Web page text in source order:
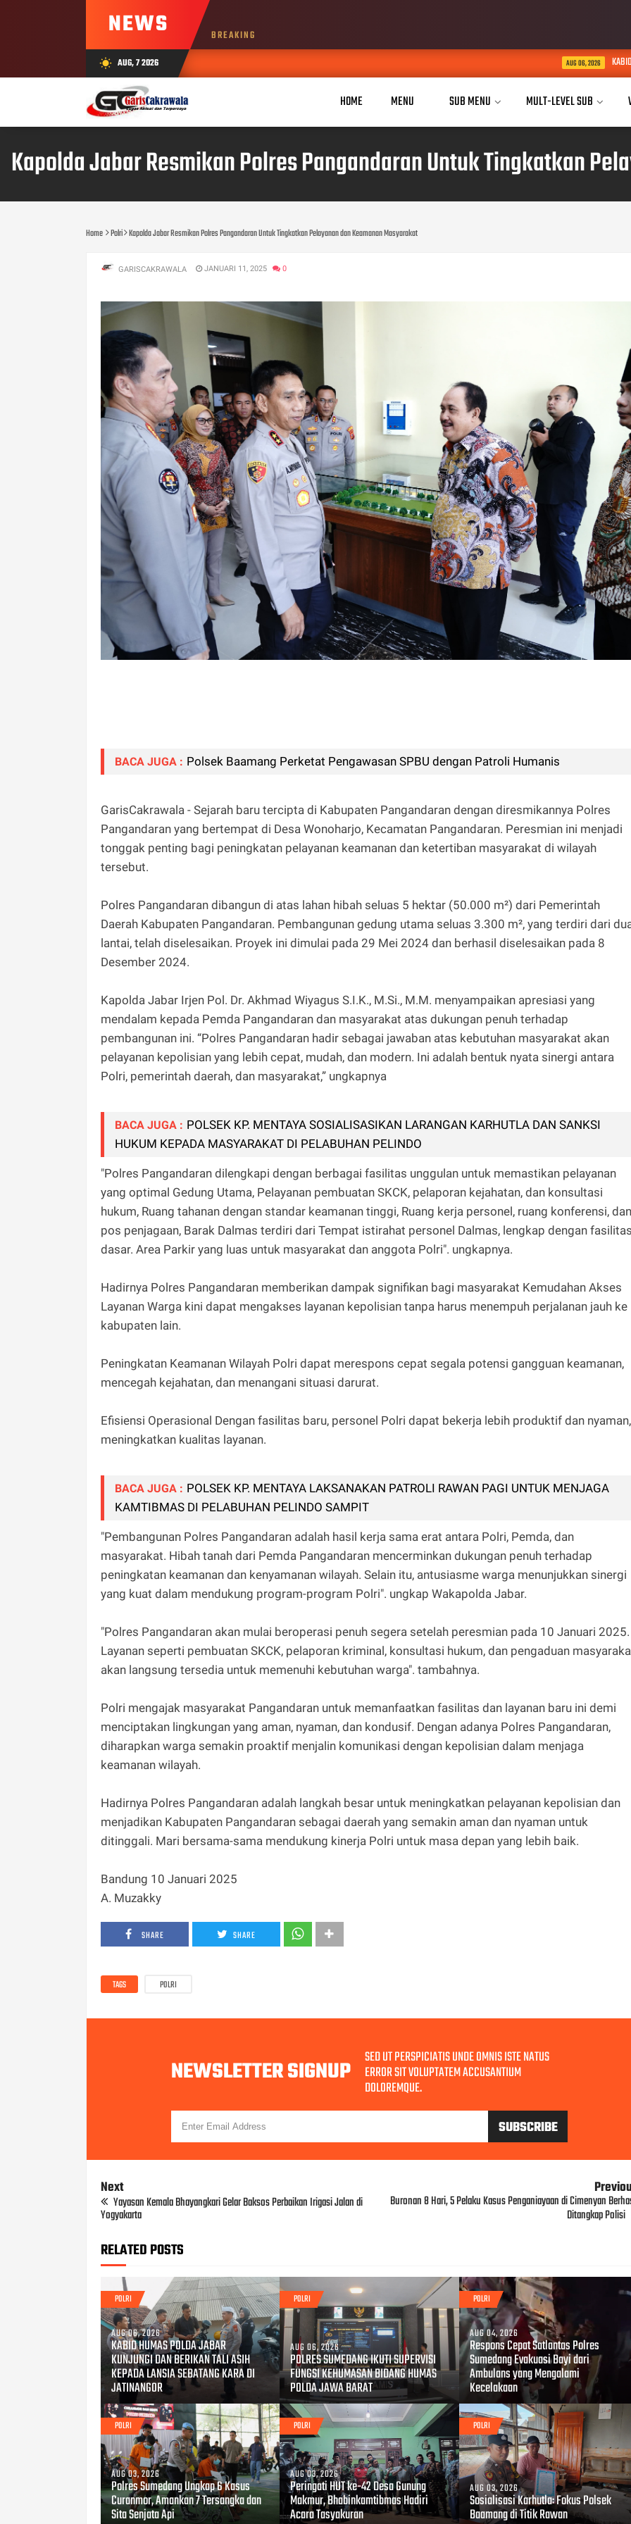
NEWS BREAKING
wb_sunny AUG, 7 2026 KABID HUMAS POLDA JABAR
HOME MENU SUB MENU MULT-LEVEL SUB
Kapolda Jabar Resmikan Polres Pangandaran Untuk Tingkatkan
Home Polri Kapolda Jabar Resmikan Polres Pangandaran Untuk Tingkatkan Pelayanan dan Keamanan Masyarakat
GARISCAKRAWALA JANUARI 11, 2025 0
BACA JUGA : Polsek Baamang Perketat Pengawasan SPBU dengan Patroli Humanis
GarisCakrawala - Sejarah baru tercipta di Kabupaten Pangandaran dengan diresmikannya Polres
Pangandaran yang bertempat di Desa Wonoharjo, Kecamatan Pangandaran. Peresmian ini menjadi
tonggak penting bagi peningkatan pelayanan keamanan dan ketertiban masyarakat di wilayah
tersebut.
Polres Pangandaran dibangun di atas lahan hibah seluas 5 hektar (50.000 m²) dari Pemerintah
Daerah Kabupaten Pangandaran. Pembangunan gedung utama seluas 3.300 m², yang terdiri dari
lantai, telah diselesaikan. Proyek ini dimulai pada 29 Mei 2024 dan berhasil diselesaikan pada 8
Desember 2024.
Kapolda Jabar Irjen Pol. Dr. Akhmad Wiyagus S.I.K., M.Si., M.M. menyampaikan apresiasi yang
mendalam kepada Pemda Pangandaran dan masyarakat atas dukungan penuh terhadap
pembangunan ini. “Polres Pangandaran hadir sebagai jawaban atas kebutuhan masyarakat akan
pelayanan kepolisian yang lebih cepat, mudah, dan modern. Ini adalah bentuk nyata sinergi antara
Polri, pemerintah daerah, dan masyarakat,” ungkapnya
BACA JUGA : POLSEK KP. MENTAYA SOSIALISASIKAN LARANGAN KARHUTLA DAN SANKSI
HUKUM KEPADA MASYARAKAT DI PELABUHAN PELINDO
"Polres Pangandaran dilengkapi dengan berbagai fasilitas unggulan untuk memastikan pelayanan
yang optimal Gedung Utama, Pelayanan pembuatan SKCK, pelaporan kejahatan, dan konsultasi
hukum, Ruang tahanan dengan standar keamanan tinggi, Ruang kerja personel, ruang konferensi, dan
pos penjagaan, Barak Dalmas terdiri dari Tempat istirahat personel Dalmas, lengkap dengan
dasar. Area Parkir yang luas untuk masyarakat dan anggota Polri". ungkapnya.
Hadirnya Polres Pangandaran memberikan dampak signifikan bagi masyarakat Kemudahan Akses
Layanan Warga kini dapat mengakses layanan kepolisian tanpa harus menempuh perjalanan jauh ke
kabupaten lain.
Peningkatan Keamanan Wilayah Polri dapat merespons cepat segala potensi gangguan keamanan,
mencegah kejahatan, dan menangani situasi darurat.
Efisiensi Operasional Dengan fasilitas baru, personel Polri dapat bekerja lebih produktif dan nyaman,
meningkatkan kualitas layanan.
BACA JUGA : POLSEK KP. MENTAYA LAKSANAKAN PATROLI RAWAN PAGI UNTUK MENJAGA
KAMTIBMAS DI PELABUHAN PELINDO SAMPIT
"Pembangunan Polres Pangandaran adalah hasil kerja sama erat antara Polri, Pemda, dan
masyarakat. Hibah tanah dari Pemda Pangandaran mencerminkan dukungan penuh terhadap
peningkatan keamanan dan kenyamanan wilayah. Selain itu, antusiasme warga menunjukkan sinergi
yang kuat dalam mendukung program-program Polri". ungkap Wakapolda Jabar.
"Polres Pangandaran akan mulai beroperasi penuh segera setelah peresmian pada 10 Januari 2025.
Layanan seperti pembuatan SKCK, pelaporan kriminal, konsultasi hukum, dan pengaduan
akan langsung tersedia untuk memenuhi kebutuhan warga". tambahnya.
Polri mengajak masyarakat Pangandaran untuk memanfaatkan fasilitas dan layanan baru ini demi
menciptakan lingkungan yang aman, nyaman, dan kondusif. Dengan adanya Polres Pangandaran,
diharapkan warga semakin proaktif menjalin komunikasi dengan kepolisian dalam menjaga
keamanan wilayah.
Hadirnya Polres Pangandaran adalah langkah besar untuk meningkatkan pelayanan kepolisian dan
menjadikan Kabupaten Pangandaran sebagai daerah yang semakin aman dan nyaman untuk
ditinggali. Mari bersama-sama mendukung kinerja Polri untuk masa depan yang lebih baik.
Bandung 10 Januari 2025
A. Muzakky
SHARE SHARE
TAGS POLRI
NEWSLETTER SIGNUP SED UT PERSPICIATIS UNDE OMNIS ISTE NATUS
ERROR SIT VOLUPTATEM ACCUSANTIUM
DOLOREMQUE.
Next
Yayasan Kemala Bhayangkari Gelar Baksos Perbaikan Irigasi Jalan di
Yogyakarta
Buronan 8 Hari, 5 Pelaku Kasus Penganiayaan di Cimenyan
Ditangkap Polisi
RELATED POSTS
POLRI
AUG 06, 2026
KABID HUMAS POLDA JABAR
KUNJUNGI DAN BERIKAN TALI ASIH
KEPADA LANSIA SEBATANG KARA DI
JATINANGOR
POLRI
AUG 06, 2026
POLRES SUMEDANG IKUTI SUPERVISI
FUNGSI KEHUMASAN BIDANG HUMAS
POLDA JAWA BARAT
POLRI
AUG 04, 2026
Respons Cepat Satlantas Polres
Sumedang Evakuasi Bayi dari
Ambulans yang Mengalami
Kecelakaan
POLRI
AUG 03, 2026
Polres Sumedang Ungkap 6 Kasus
Curanmor, Amankan 7 Tersangka dan
Sita Senjata Api
POLRI
AUG 03, 2026
Peringati HUT ke-42 Desa Gunung
Makmur, Bhabinkamtibmas Hadiri
Acara Tasyakuran
POLRI
AUG 03, 2026
Sosialisasi Karhutla: Fokus Polsek
Baamang di Titik Rawan